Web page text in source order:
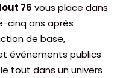
76 vous place dans
cinq ans après
de base,
événements publics
tout dans un univers